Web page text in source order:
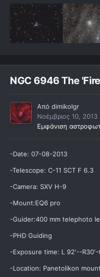
NGC 6946 The
Από dimikolgr
Νοέμβριος 10, 2013
Εμφάνιση
-Date: 07-08-2013
-Telescope: C-11 SCT F 6.3
-Camera: SXV H-9
-Mount:EQ6 pro
-Guider:400 mm telephoto
-PHD Guiding
-Exposure time: L 92'--R30'-
-Location: Panetolikon